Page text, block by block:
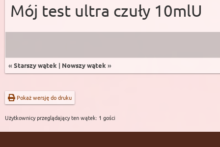
Mój test ultra czuły 10mlU
« Starszy wątek | Nowszy wątek »
Pokaż wersję do druku
Użytkownicy przeglądający ten wątek: 1 gości